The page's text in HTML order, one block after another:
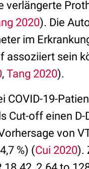
verlängerte
2020). Die
im
assoziiert sein
, Tang 2020).
COVID-19-
Cut-off einen
von
%) (Cui 2020).